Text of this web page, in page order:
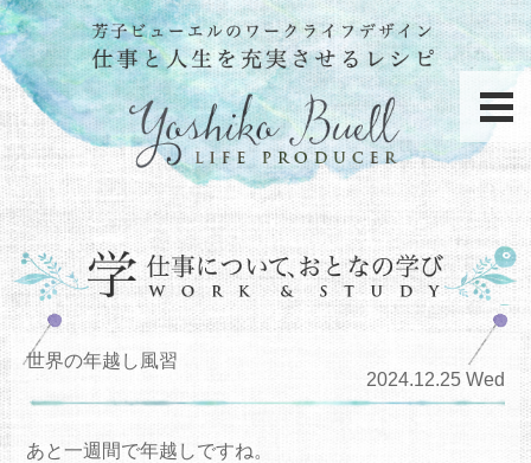
世界の年越し風習
2024.12.25 Wed
あと一週間で年越しですね。